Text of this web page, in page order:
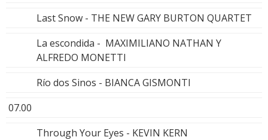
Last Snow - THE NEW GARY BURTON QUARTET
La escondida - MAXIMILIANO NATHAN Y
ALFREDO MONETTI
Río dos Sinos - BIANCA GISMONTI
07.00
Through Your Eyes - KEVIN KERN